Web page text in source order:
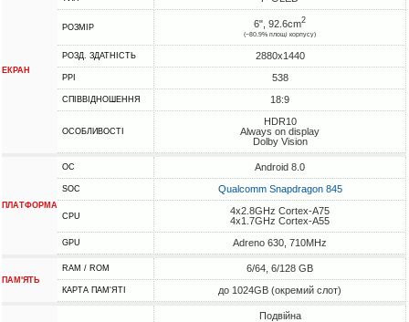
ЕКРАН
РОЗМІР 6", 92.6cm2
(~80.9% площі корпусу)
РОЗД. ЗДАТНІСТЬ 2880x1440
PPI 538
СПІВВІДНОШЕННЯ 18:9
ОСОБЛИВОСТІ
HDR10
Always on display
Dolby Vision
ПЛАТФОРМА
ОС Android 8.0
SOC Qualcomm Snapdragon 845
CPU
4x2.8GHz Cortex-A75
4x1.7GHz Cortex-A55
GPU Adreno 630, 710MHz
ПАМ'ЯТЬ
RAM / ROM 6/64, 6/128 GB
КАРТА ПАМ'ЯТІ до 1024GB (окремий слот)
Подвійна